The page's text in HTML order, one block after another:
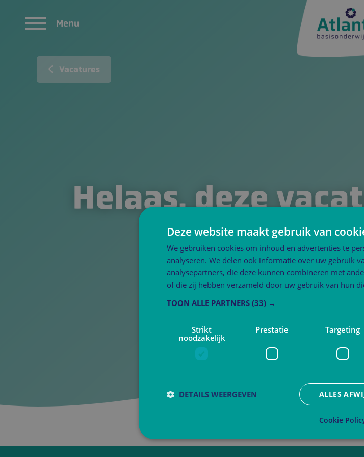
Menu
Vacatures
Helaas, deze
Deze website maakt gebruik van
We gebruiken cookies om inhoud en advertenties te
analyseren. We delen ook informatie over uw gebruik
analysepartners, die deze kunnen combineren met
of die zij hebben verzameld door uw gebruik van hun
TOON ALLE PARTNERS (33) →
Strikt
noodzakelijk
Prestatie Targeting
ALLES
DETAILS WEERGEVEN
Cookie